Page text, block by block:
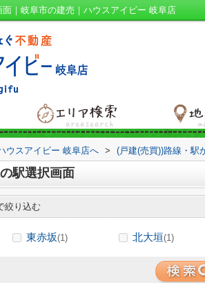
｜岐阜市の建売｜ハウスアイビー 岐阜店
ウスアイビー 岐阜店へ > (戸建(売買))路線・駅
駅選択画面
絞り込む
東赤坂(1) 北大垣(1)